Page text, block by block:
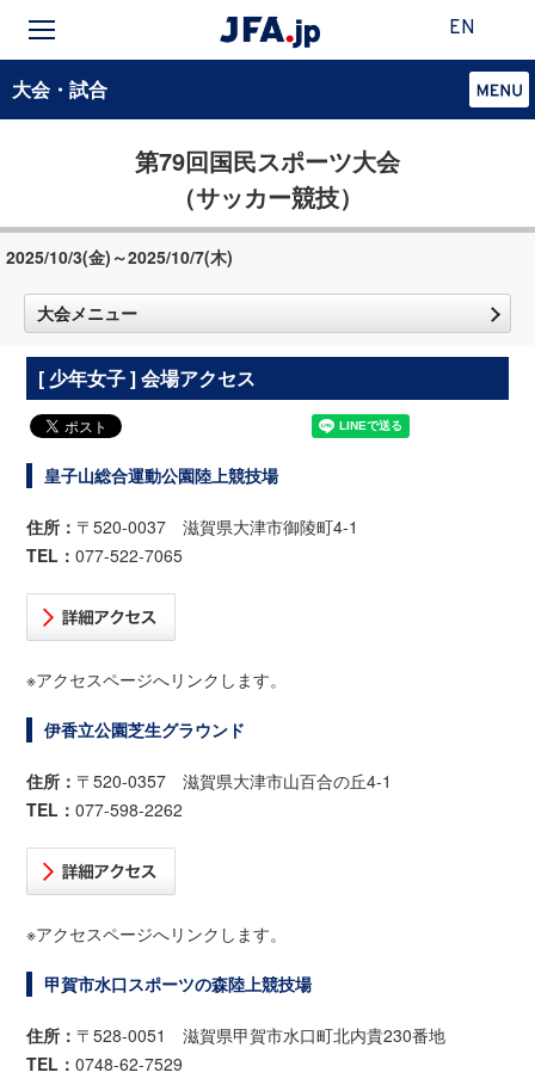
EN
大会・試合
第79回国民スポーツ大会
（サッカー競技）
2025/10/3(金)～2025/10/7(木)
大会メニュー
[ 少年女子 ] 会場アクセス
皇子山総合運動公園陸上競技場
住所： 〒520-0037 滋賀県大津市御陵町4-1
TEL：077-522-7065
※アクセスページへリンクします。
伊香立公園芝生グラウンド
住所： 〒520-0357 滋賀県大津市山百合の丘4-1
TEL：077-598-2262
※アクセスページへリンクします。
甲賀市水口スポーツの森陸上競技場
住所： 〒528-0051 滋賀県甲賀市水口町北内貴230番地
TEL：0748-62-7529